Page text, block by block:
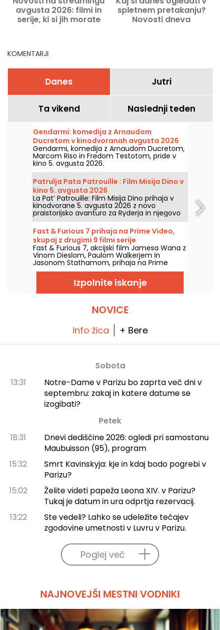
avgusta 2026: filmi in
serije, ki si jih morate
spletnem pretakanju?
Novosti dneva
KOMENTARJI
Danes Jutri
Ta vikend Naslednji teden
Gendarmi: komedija z Arnaudom
Ducretom v kinodvoranah avgusta 2026
Gendarmi, komedija z Arnaudom Ducretom,
Marcom Riso in Fredom Testotom, pride v
kino 5. avgusta 2026.
Patrulja Pata Patrouille : Film Misija Dino v
kino 5. avgusta 2026
La Pat’ Patrouille: Film Misija Dino prihaja v
kinodvorane 5. avgusta 2026 z novo
praistorijsko avanturo za Ryderja in njegovo
ekipo.
Fast & Furious 7 prihaja na Prime Video,
skupaj z drugimi 9 filmi serije
Fast & Furious 7, akcijski film Jamesa Wana z
Vinom Dieslom, Paulom Walkerjem in
Jasonom Stathamom, prihaja na Prime
Video 1. avgusta 2026, skupaj z več deli sage.
Izpolnite iskanje
NOVICE
Info žica + Bere
Sobota
13:31
Notre-Dame v Parizu bo zaprta več dni v
septembru: zakaj in katere datume se
izogibati?
Petek
18:31
Dnevi dediščine 2026: ogledi pri samostanu
Maubuisson (95), program
15:32
Smrt Kavinskyja: kje in kdaj bodo pogrebi v
Parizu?
15:02
Želite videti papeža Leona XIV. v Parizu?
Tukaj je datum in ura odprtja rezervacij.
13:22
Ste vedeli? Lahko se udeležite tečajev
zgodovine umetnosti v Luvru v Parizu.
Poglej več
NAJNOVEJŠI MESTNI VODNIKI